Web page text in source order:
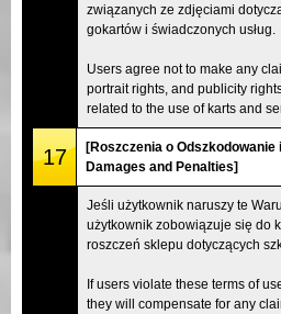
związanych ze zdjęciami
gokartów i świadczonych usług.
Users agree not to make any
portrait rights, and publicity
related to the use of karts and
17
[Roszczenia o
Damages and Penalties]
Jeśli użytkownik naruszy te
użytkownik zobowiązuje się do
roszczeń sklepu dotyczących
If users violate these terms of
they will compensate for any